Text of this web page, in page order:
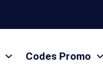
Codes Promo